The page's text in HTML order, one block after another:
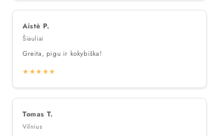
Aistė P.
Šiauliai
Greita, pigu ir kokybiška!
★★★★★
Tomas T.
Vilnius